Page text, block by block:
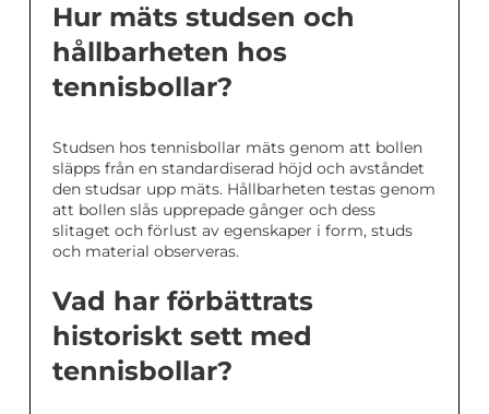
Hur mäts studsen och
hållbarheten hos
tennisbollar?
Studsen hos tennisbollar mäts genom att bollen
släpps från en standardiserad höjd och avståndet
den studsar upp mäts. Hållbarheten testas genom
att bollen slås upprepade gånger och dess
slitaget och förlust av egenskaper i form, studs
och material observeras.
Vad har förbättrats
historiskt sett med
tennisbollar?